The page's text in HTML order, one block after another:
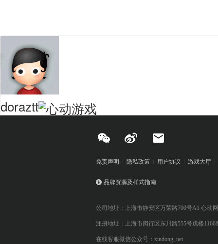
doraztt
免责声明 隐私政策 用户协议 游戏大厅
品牌资源及样式指南
公司地址：上海市静安区万荣路700号A1 心动
注册地址：上海市闵行区东川路555号戊楼1166
在线客服微信公众号：xindong_net